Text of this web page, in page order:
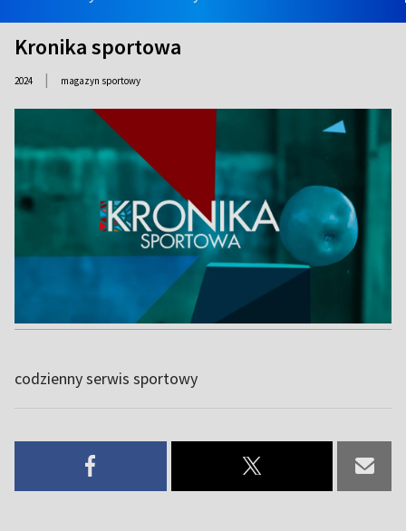
Kronika sportowa
2024 | magazyn sportowy
codzienny serwis sportowy